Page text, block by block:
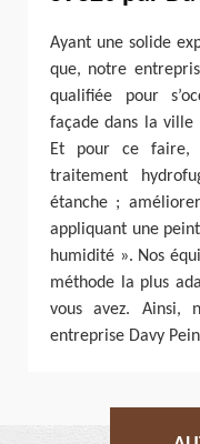
Ayant une solide
que, notre
qualifiée pour
façade dans la ville
Et pour ce faire,
traitement
étanche ;
appliquant une
humidité ». Nos
méthode la plus
vous avez. Ainsi,
entreprise Davy